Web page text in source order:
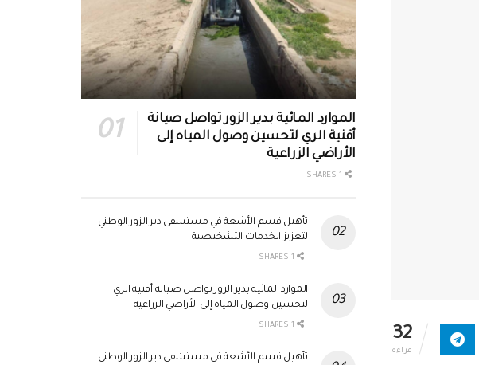
32
قراءة
الموارد المائية بدير الزور تواصل صيانة
أقنية الري لتحسين وصول المياه إلى
الأراضي الزراعية
تأهيل قسم الأشعة في مستشفى دير الزور الوطني
لتعزيز الخدمات التشخيصية
الموارد المائية بدير الزور تواصل صيانة أقنية الري
لتحسين وصول المياه إلى الأراضي الزراعية
تأهيل قسم الأشعة في مستشفى دير الزور الوطني